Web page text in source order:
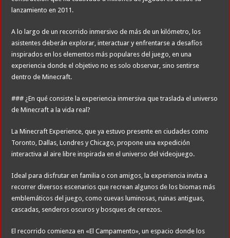
lanzamiento en 2011.
A lo largo de un recorrido inmersivo de más de un kilómetro, los
asistentes deberán explorar, interactuar y enfrentarse a desafíos
inspirados en los elementos más populares del juego, en una
experiencia donde el objetivo no es solo observar, sino sentirse
dentro de Minecraft.
### ¿En qué consiste la experiencia inmersiva que traslada el universo
de Minecraft a la vida real?
La Minecraft Experience, que ya estuvo presente en ciudades como
Toronto, Dallas, Londres y Chicago, propone una expedición
interactiva al aire libre inspirada en el universo del videojuego.
Ideal para disfrutar en familia o con amigos, la experiencia invita a
recorrer diversos escenarios que recrean algunos de los biomas más
emblemáticos del juego, como cuevas luminosas, ruinas antiguas,
cascadas, senderos oscuros y bosques de cerezos.
El recorrido comienza en «El Campamento», un espacio donde los